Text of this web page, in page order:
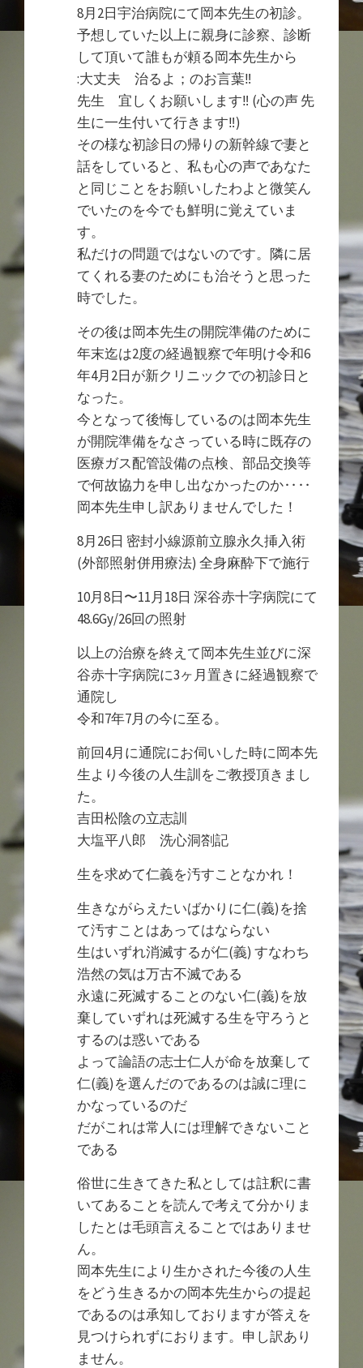
8月2日宇治病院にて岡本先生の初診。
予想していた以上に親身に診察、診断
して頂いて誰もが頼る岡本先生から
:大丈夫 治るよ；のお言葉‼︎
先生 宜しくお願いします‼︎ (心の声 先
生に一生付いて行きます‼︎)
その様な初診日の帰りの新幹線で妻と
話をしていると、私も心の声であなた
と同じことをお願いしたわよと微笑ん
でいたのを今でも鮮明に覚えていま
す。
私だけの問題ではないのです。隣に居
てくれる妻のためにも治そうと思った
時でした。
その後は岡本先生の開院準備のために
年末迄は2度の経過観察で年明け令和6
年4月2日が新クリニックでの初診日と
なった。
今となって後悔しているのは岡本先生
が開院準備をなさっている時に既存の
医療ガス配管設備の点検、部品交換等
で何故協力を申し出なかったのか‥‥
岡本先生申し訳ありませんでした！
8月26日 密封小線源前立腺永久挿入術
(外部照射併用療法) 全身麻酔下で施行
10月8日〜11月18日 深谷赤十字病院にて
48.6Gy/26回の照射
以上の治療を終えて岡本先生並びに深
谷赤十字病院に3ヶ月置きに経過観察で
通院し
令和7年7月の今に至る。
前回4月に通院にお伺いした時に岡本先
生より今後の人生訓をご教授頂きまし
た。
吉田松陰の立志訓
大塩平八郎 洗心洞劄記
生を求めて仁義を汚すことなかれ！
生きながらえたいばかりに仁(義)を捨
て汚すことはあってはならない
生はいずれ消滅するが仁(義) すなわち
浩然の気は万古不滅である
永遠に死滅することのない仁(義)を放
棄していずれは死滅する生を守ろうと
するのは惑いである
よって論語の志士仁人が命を放棄して
仁(義)を選んだのであるのは誠に理に
かなっているのだ
だがこれは常人には理解できないこと
である
俗世に生きてきた私としては註釈に書
いてあることを読んで考えて分かりま
したとは毛頭言えることではありませ
ん。
岡本先生により生かされた今後の人生
をどう生きるかの岡本先生からの提起
であるのは承知しておりますが答えを
見つけられずにおります。申し訳あり
ません。